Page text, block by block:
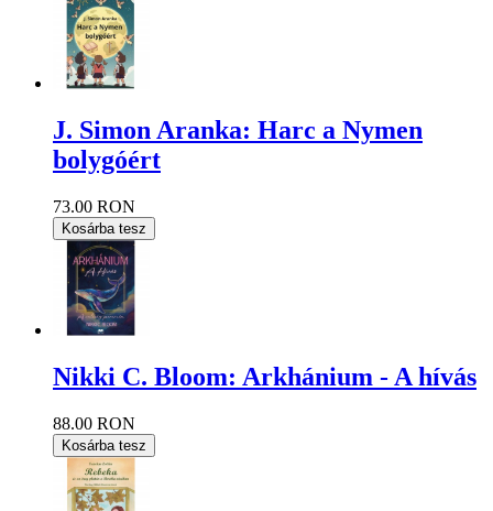
J. Simon Aranka: Harc a Nymen
bolygóért
73.00 RON
Kosárba tesz
Nikki C. Bloom: Arkhánium - A hívás
88.00 RON
Kosárba tesz